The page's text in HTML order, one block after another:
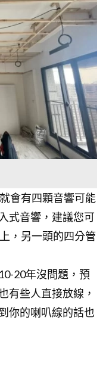
會有四顆音響可能
式音響，建議您可
，另一頭的四分管
20年沒問題，預
有些人直接放線，
你的喇叭線的話也